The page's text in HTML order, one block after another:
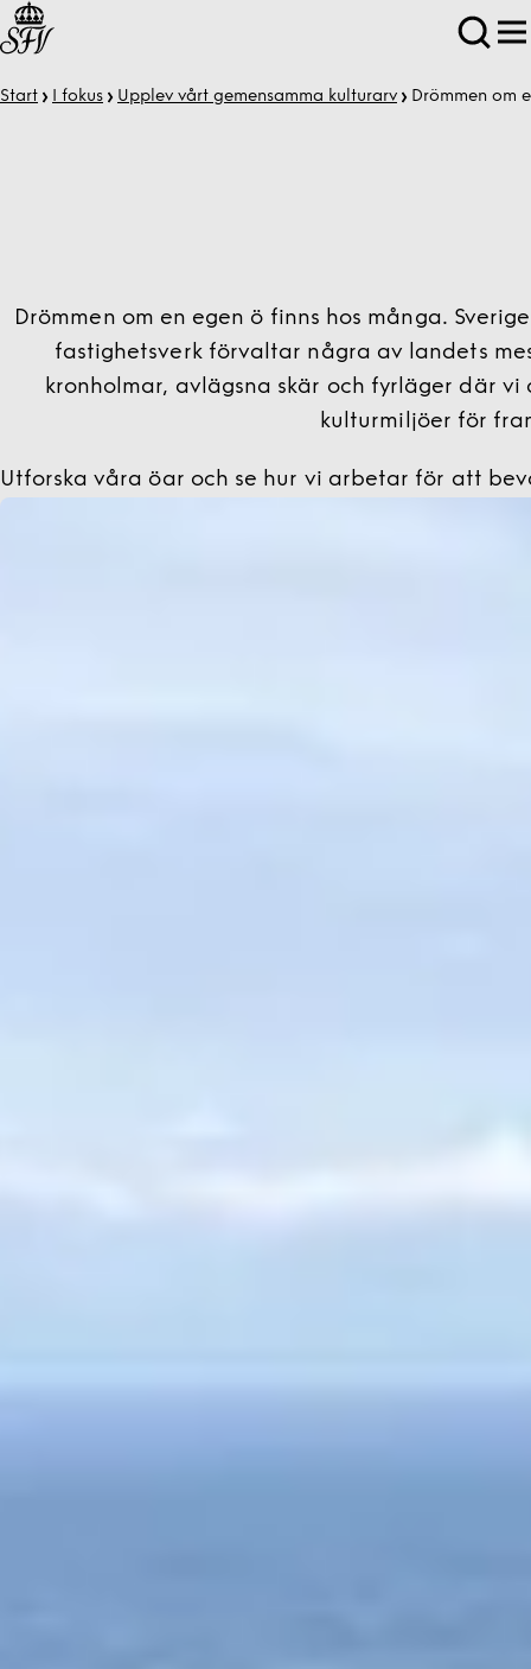
Start I fokus Upplev vårt gemensamma kulturarv Drömmen om
Drömmen om en egen ö finns hos många.
fastighetsverk förvaltar några av landets
kronholmar, avlägsna skär och fyrläger där
kulturmiljöer för
Utforska våra öar och se hur vi arbetar för att